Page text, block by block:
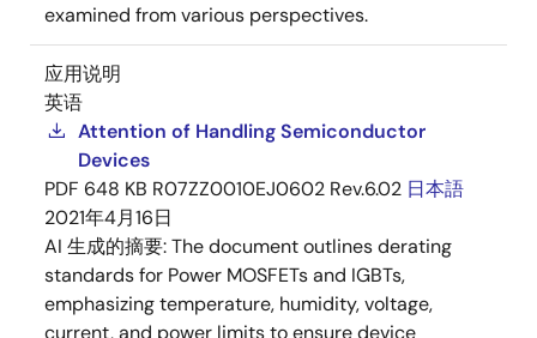
examined from various perspectives.
应用说明
英语
Attention of Handling Semiconductor
Devices
PDF 648 KB R07ZZ0010EJ0602 Rev.6.02 日本語
2021年4月16日
AI 生成的摘要:The document outlines derating
standards for Power MOSFETs and IGBTs,
emphasizing temperature, humidity, voltage,
current, and power limits to ensure device